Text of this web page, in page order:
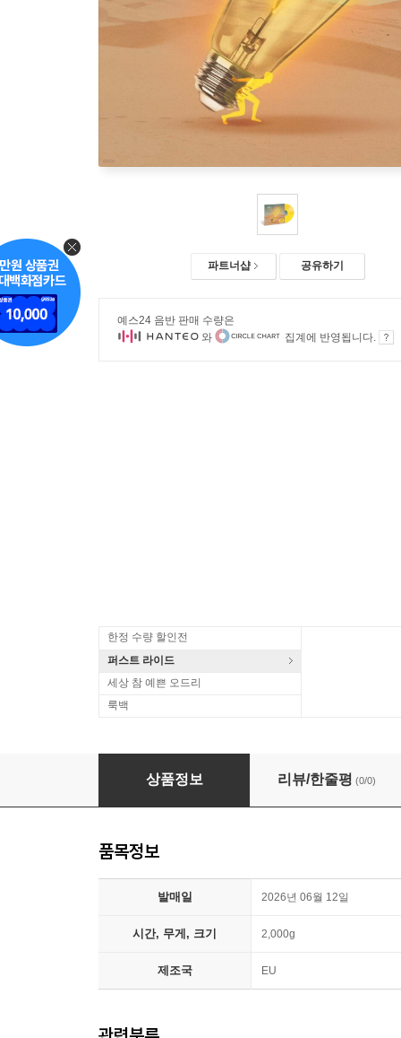
파트너샵 공유하기
예스24 음반 판매 수량은
와
집계에 반영됩니다.
한정 수량 할인전
퍼스트 라이드
세상 참 예쁜 오드리
룩백
Peter Frampton (피터 프램튼) - Carry The
상품정보 리뷰/한줄평 (0/0)
품목정보
발매일 2026년 06월 12일
시간, 무게, 크기 2,000g
제조국 EU